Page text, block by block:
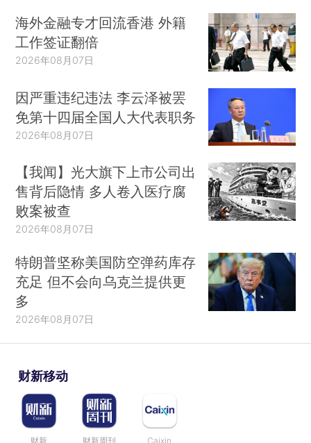
海外金融专才回流香港 外籍
工作签证翻倍
2026年08月07日
因严重违纪违法 李云泽被罢
免第十四届全国人大代表职务
2026年08月07日
【我闻】光大旗下上市公司出
售背后隐情 多人卷入医疗腐
败案被查
2026年08月07日
特朗普坚称美国防空弹药库存
充足 但不会向乌克兰提供更
多
2026年08月07日
财新移动
财新 财新周刊 Caixin